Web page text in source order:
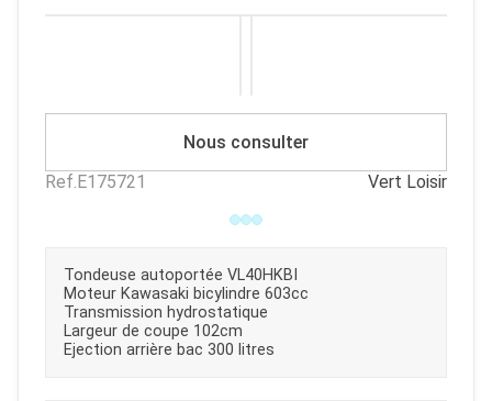
Tondeuse autoportée VL40HKBI
Moteur Kawasaki bicylindre 603cc
Transmission hydrostatique
Largeur de coupe 102cm
Ejection arrière bac 300 litres
Nous consulter
Ref.E175721 Vert Loisir